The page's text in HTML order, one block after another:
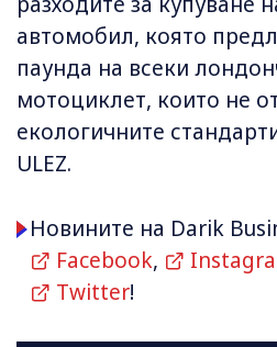
автомобил, която
паунда на всеки
мотоциклет, които не
екологичните
ULEZ.
Новините на Darik
Facebook,
Twitter!